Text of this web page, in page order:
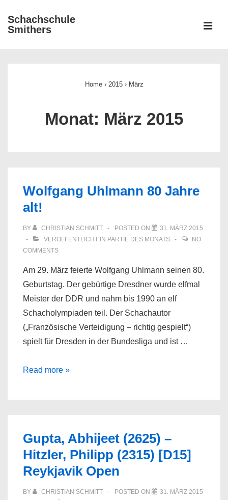
Zum
Inhalt
Schachschule
Smithers
Home › 2015 › März
Monat: März 2015
Wolfgang Uhlmann 80 Jahre
alt!
BY CHRISTIAN SCHMITT POSTED ON
31. MÄRZ 2015
VERÖFFENTLICHT IN PARTIE DES MONATS
NO
COMMENTS
Am 29. März feierte Wolfgang Uhlmann seinen 80.
Geburtstag. Der gebürtige Dresdner wurde elfmal
Meister der DDR und nahm bis 1990 an elf
Schacholympiaden teil. Der Schachautor
(„Französische Verteidigung – richtig gespielt“)
spielt für Dresden in der Bundesliga und ist …
Wolfgang
Read more »
Gupta, Abhijeet (2625) –
Hitzler, Philipp (2315) [D15]
Reykjavik Open
BY CHRISTIAN SCHMITT POSTED ON
31. MÄRZ 2015